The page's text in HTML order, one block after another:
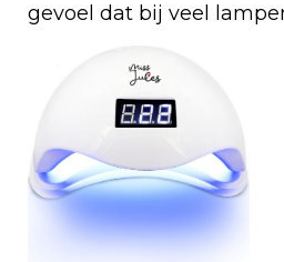
gevoel dat bij veel